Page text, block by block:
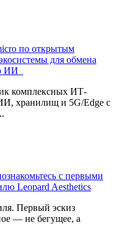
по открытым
для обмена
ИИ
комплексных ИТ-
хранилищ и 5G/Edge с
с первыми
Leopard Aesthetics
Первый эскиз
— не бегущее, а